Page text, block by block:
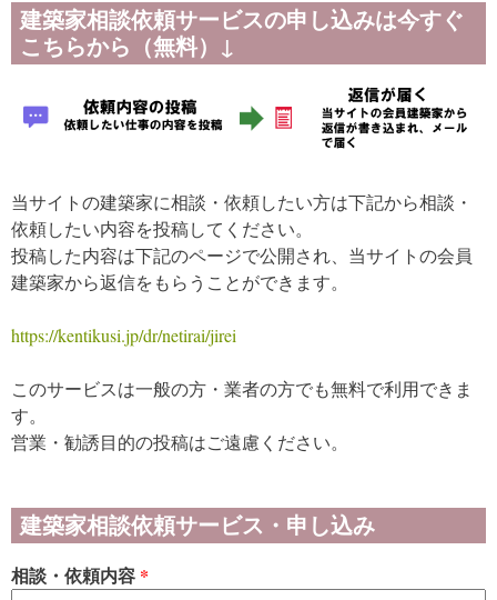
建築家相談依頼サービスの申し込みは今すぐ
こちらから（無料）↓
当サイトの建築家に相談・依頼したい方は下記から相談・
依頼したい内容を投稿してください。
投稿した内容は下記のページで公開され、当サイトの会員
建築家から返信をもらうことができます。
https://kentikusi.jp/dr/netirai/jirei
このサービスは一般の方・業者の方でも無料で利用できま
す。
営業・勧誘目的の投稿はご遠慮ください。
建築家相談依頼サービス・申し込み
相談・依頼内容 *